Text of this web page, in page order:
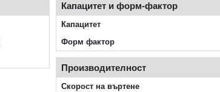
Капацитет и форм-фактор
Капацитет
Форм фактор
Производителност
Скорост на въртене